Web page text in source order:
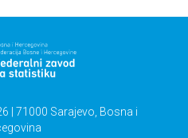
| 71000 Sarajevo, Bosna i